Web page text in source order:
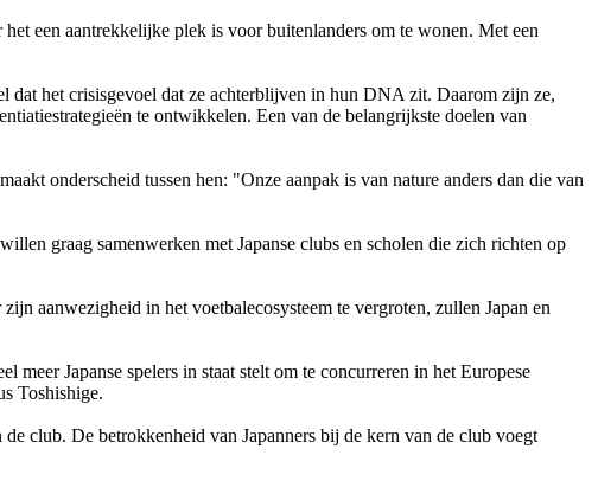
een aantrekkelijke plek is voor buitenlanders om te wonen. Met een
het crisisgevoel dat ze achterblijven in hun DNA zit. Daarom zijn ze,
te ontwikkelen. Een van de belangrijkste doelen van
onderscheid tussen hen: "Onze aanpak is van nature anders dan die van
graag samenwerken met Japanse clubs en scholen die zich richten op
aanwezigheid in het voetbalecosysteem te vergroten, zullen Japan en
Japanse spelers in staat stelt om te concurreren in het Europese
Toshishige.
club. De betrokkenheid van Japanners bij de kern van de club voegt